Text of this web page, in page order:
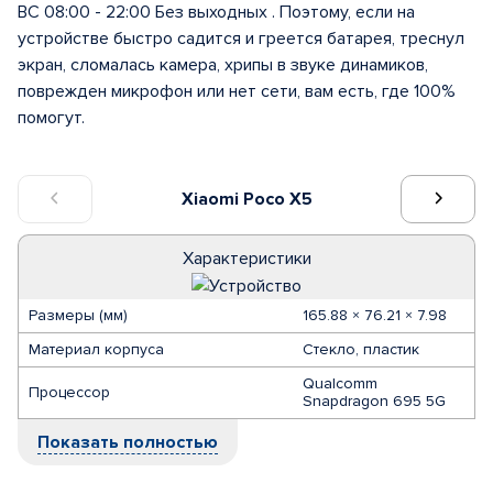
Xiaomi Poco X5
Характеристики
Размеры (мм)
165.88 × 76.21 × 7.98
Материал корпуса
Стекло, пластик
Процессор
Qualcomm
Snapdragon 695 5G
Показать полностью
ВС 08:00 - 22:00 Без выходных . Поэтому, если на
устройстве быстро садится и греется батарея, треснул
экран, сломалась камера, хрипы в звуке динамиков,
поврежден микрофон или нет сети, вам есть, где 100%
помогут.